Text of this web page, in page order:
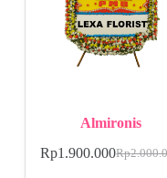
Almironis
Rp
Rp1.900.000